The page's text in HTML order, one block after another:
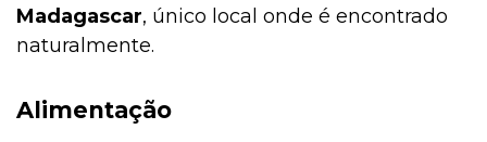
Madagascar, único local onde é encontrado
naturalmente.
Alimentação